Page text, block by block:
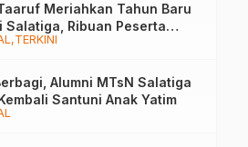
TERKINI
Meriahkan Tahun Baru
Salatiga, Ribuan Peserta
Nuansa Religi dan Budaya
Alumni MTsN Salatiga
Santuni Anak Yatim